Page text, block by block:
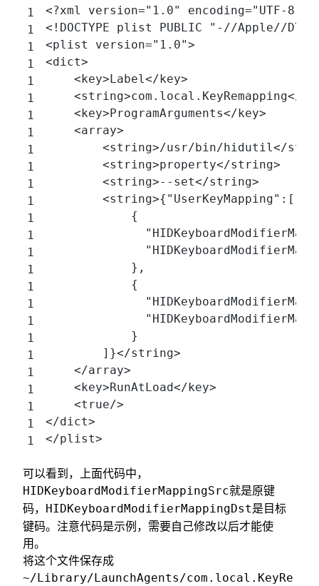
<?xml version="1.0" encoding="UTF-8"?>
<!DOCTYPE plist PUBLIC "-//Apple//
<plist version="1.0">
<dict>
    <key>Label</key>
<string>com.local.KeyRemapping</
    <key>ProgramArguments</key>
    <array>
<string>/usr/bin/hidutil</
        <string>property</string>
        <string>--set</string>
        <string>{"UserKeyMapping":[
            {
            },
            {
            }
        ]}</string>
    </array>
    <key>RunAtLoad</key>
    <true/>
</dict>
</plist>
可以看到，上面代码中，
HIDKeyboardModifierMappingSrc就是原键
码，
HIDKeyboardModifierMappingDst是目标
键码。注意代码是示例，需要自己修改以后才能使
用。
将这个文件保存成
~/Library/LaunchAgents/com.local.KeyRe